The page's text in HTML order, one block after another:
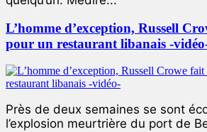
L’homme d’exception, Russell
pour un restaurant libanais -
Près de deux semaines se sont
l’explosion meurtrière du port de